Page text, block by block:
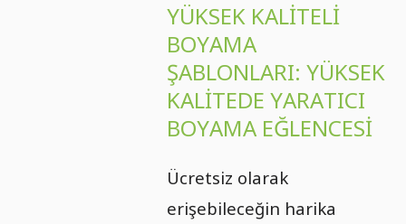
YÜKSEK KALITELI
BOYAMA
ŞABLONLARI: YÜKSEK
KALITEDE YARATICI
BOYAMA EĞLENCESI
Ücretsiz olarak
erişebileceğin harika